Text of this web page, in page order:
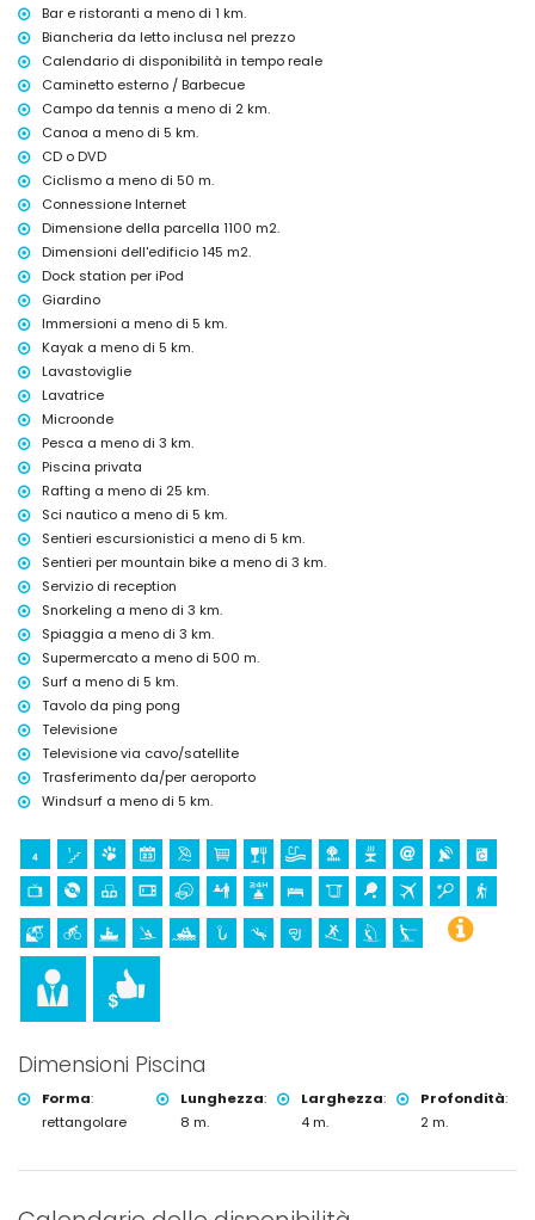
Servizi e strutture con costo aggiuntivo
servizio aeroportuale
letto extra e lettini/culle per bambini (su richiesta)
Attività di intrattenimento e tempo libero per le vostre vacanze a
Jávea, Costa Blanca
cinema, teatro, bar e passeggiata (Arenal Jávea) (entro 5 chilometri
dalla casa)
Punti di interesse e cultura a Jávea, Costa Blanca
museo (Histórico de Jávea), rovina (Molinos de Viento, Jávea) e
edificio architettonico (Histórico de Jávea) (entro 5 chilometri
dall'alloggio)
chiesa (Virgen de Loreto, Puerto, Jávea), monumento (Pueblo de
Jávea, Jávea) e luogo storico (Pueblo de Jávea) (entro 10 chilometri
dall'alloggio)
castello (Portal de la Vila e Dénia) (entro 25 chilometri dall'alloggio)
Sport
ciclismo (entro 1000 metri dalla villa)
immersioni, snorkeling, surf, windsurf e sci nautico (entro 5 chilometri
dalla villa)
golf (Golf de Jávea) e equitazione (entro 10 chilometri dalla villa)
rafting (entro 25 chilometri dalla villa)
Bar e ristoranti a meno di 1 km.
Biancheria da letto inclusa nel prezzo
Calendario di disponibilità in tempo reale
Caminetto esterno / Barbecue
Campo da tennis a meno di 2 km.
Canoa a meno di 5 km.
CD o DVD
Ciclismo a meno di 50 m.
Connessione Internet
Dimensione della parcella 1100 m2.
Dimensioni dell'edificio 145 m2.
Dock station per iPod
Giardino
Immersioni a meno di 5 km.
Kayak a meno di 5 km.
Lavastoviglie
Lavatrice
Microonde
Pesca a meno di 3 km.
Piscina privata
Rafting a meno di 25 km.
Sci nautico a meno di 5 km.
Sentieri escursionistici a meno di 5 km.
Sentieri per mountain bike a meno di 3 km.
Servizio di reception
Snorkeling a meno di 3 km.
Spiaggia a meno di 3 km.
Supermercato a meno di 500 m.
Surf a meno di 5 km.
Tavolo da ping pong
Televisione
Televisione via cavo/satellite
Trasferimento da/per aeroporto
Windsurf a meno di 5 km.
Dimensioni Piscina
Forma:
rettangolare
Lunghezza:
8 m.
Larghezza:
4 m.
Profondità:
2 m.